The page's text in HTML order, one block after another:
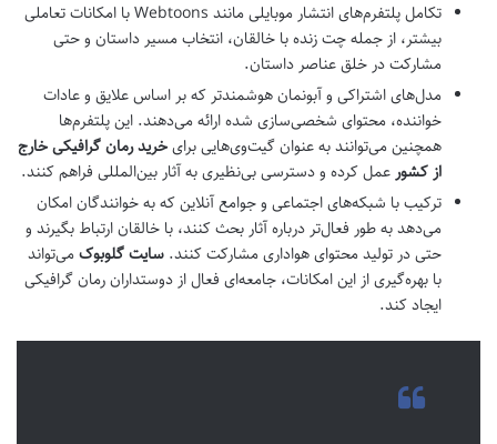
تکامل پلتفرم‌های انتشار موبایلی مانند Webtoons با امکانات تعاملی
بیشتر، از جمله چت زنده با خالقان، انتخاب مسیر داستان و حتی
مشارکت در خلق عناصر داستان.
مدل‌های اشتراکی و آبونمان هوشمندتر که بر اساس علایق و عادات
خواننده، محتوای شخصی‌سازی شده ارائه می‌دهند. این پلتفرم‌ها
همچنین می‌توانند به عنوان گیت‌وی‌هایی برایخرید رمان گرافیکی خارج
از کشور عمل کرده و دسترسی بی‌نظیری به آثار بین‌المللی فراهم کنند.
ترکیب با شبکه‌های اجتماعی و جوامع آنلاین که به خوانندگان امکان
می‌دهد به طور فعال‌تر درباره آثار بحث کنند، با خالقان ارتباط بگیرند و
حتی در تولید محتوای هواداری مشارکت کنند. سایت گلوبوکمی‌تواند
با بهره‌گیری از این امکانات، جامعه‌ای فعال از دوستداران رمان گرافیکی
ایجاد کند.